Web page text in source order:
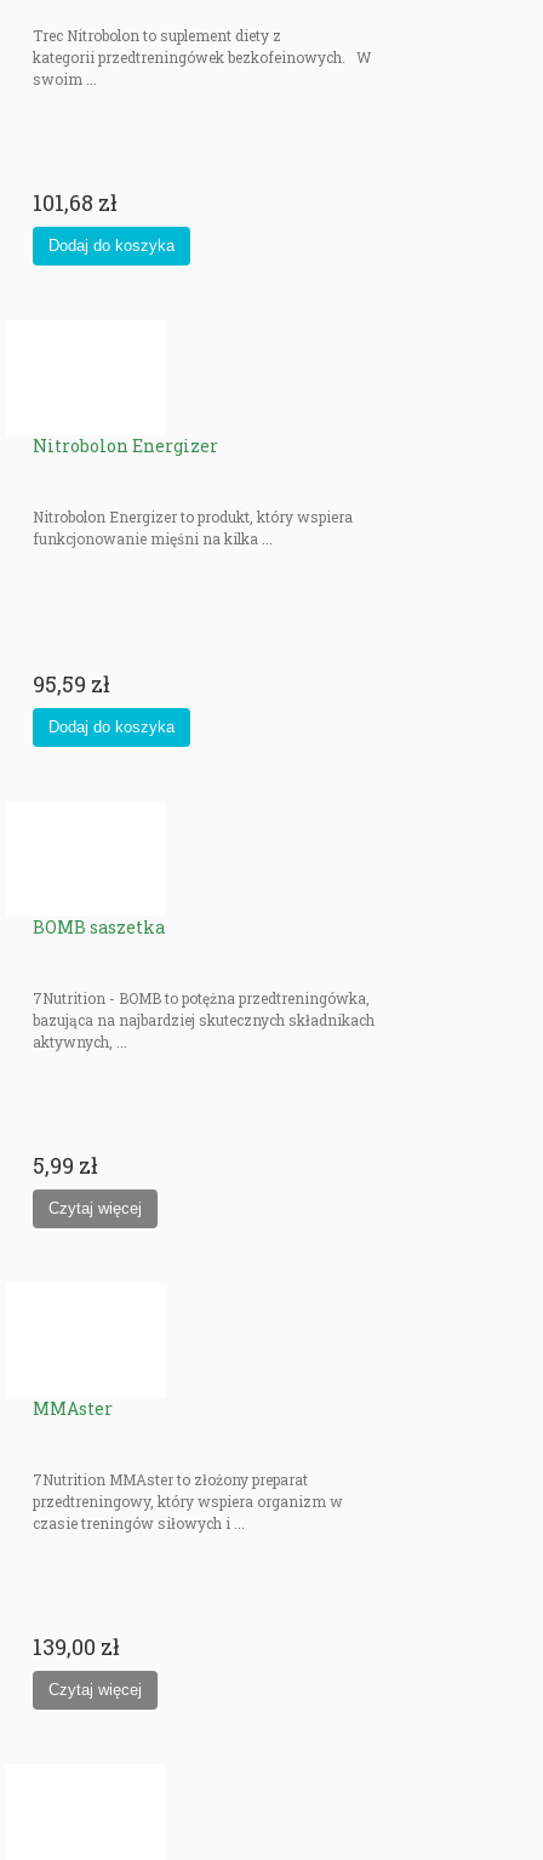
Trec Nitrobolon to suplement diety z
kategorii przedtreningówek bezkofeinowych. W
swoim ...
101,68 zł
Nitrobolon Energizer
Nitrobolon Energizer to produkt, który wspiera
funkcjonowanie mięśni na kilka ...
95,59 zł
BOMB saszetka
7Nutrition - BOMB to potężna przedtreningówka,
bazująca na najbardziej skutecznych składnikach
aktywnych, ...
5,99 zł
MMAster
7Nutrition MMAster to złożony preparat
przedtreningowy, który wspiera organizm w
czasie treningów siłowych i ...
139,00 zł